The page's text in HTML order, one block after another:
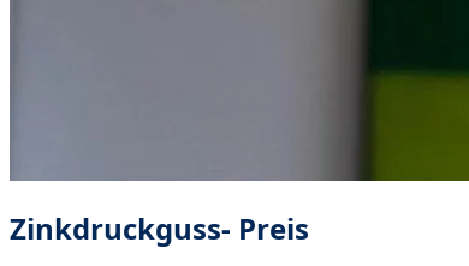
Zinkdruckguss- Preis